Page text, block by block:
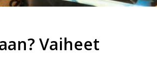
Vaiheet